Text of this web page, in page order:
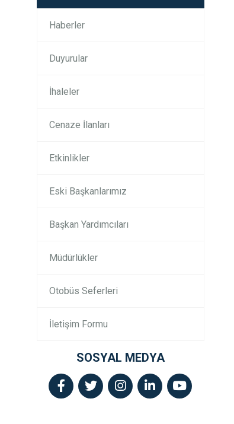
Haberler
Duyurular
İhaleler
Cenaze İlanları
Etkinlikler
Eski Başkanlarımız
Başkan Yardımcıları
Müdürlükler
Otobüs Seferleri
İletişim Formu
SOSYAL MEDYA